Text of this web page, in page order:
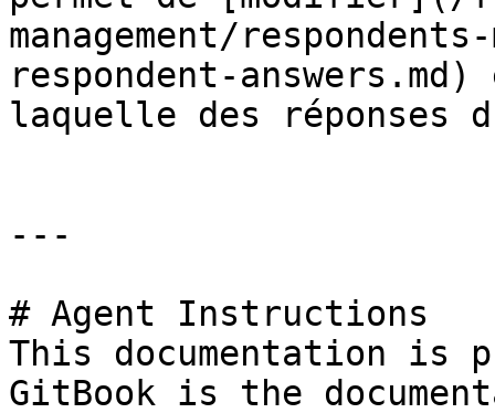
management/
respondent-
laquelle des réponses
---
# Agent Instructions
This documentation is
GitBook is the